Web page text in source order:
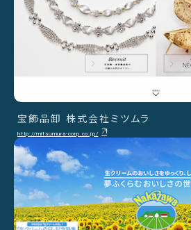
宝飾品卸 株式会社ミツムラ
http://mitsumura-corp.co.jp/